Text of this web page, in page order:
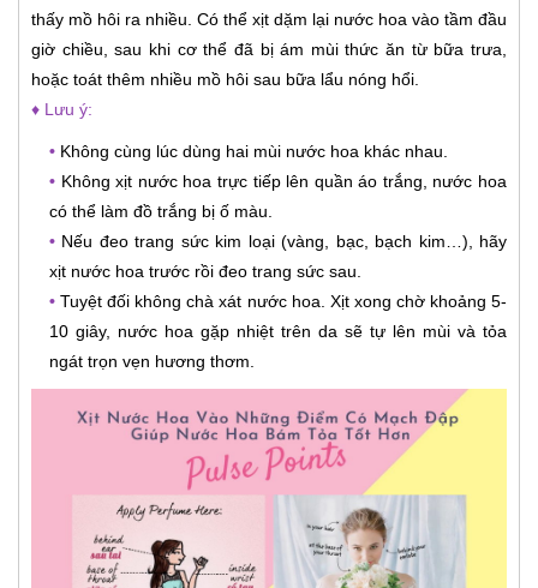
thấy mồ hôi ra nhiều. Có thể xịt dặm lại nước hoa vào tầm đầu
giờ chiều, sau khi cơ thể đã bị ám mùi thức ăn từ bữa trưa,
hoặc toát thêm nhiều mồ hôi sau bữa lẩu nóng hổi.
♦ Lưu ý:
• Không cùng lúc dùng hai mùi nước hoa khác nhau.
• Không xịt nước hoa trực tiếp lên quần áo trắng, nước hoa
có thể làm đồ trắng bị ố màu.
• Nếu đeo trang sức kim loại (vàng, bạc, bạch kim…), hãy
xịt nước hoa trước rồi đeo trang sức sau.
• Tuyệt đối không chà xát nước hoa. Xịt xong chờ khoảng 5-
10 giây, nước hoa gặp nhiệt trên da sẽ tự lên mùi và tỏa
ngát trọn vẹn hương thơm.